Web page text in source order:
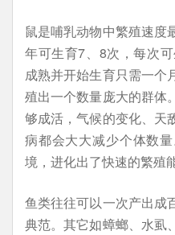
鼠是哺乳动物中繁殖速度
年可生育7、8次，每次
成熟并开始生育只需一个
殖出一个数量庞大的群体
够成活，气候的变化、天
病都会大大减少个体数
境，进化出了快速的繁殖能
鱼类往往可以一次产出成
典范。其它如蟑螂、水虱